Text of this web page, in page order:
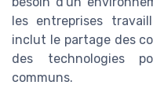
les entreprises
inclut le partage des
des technologies
communs.